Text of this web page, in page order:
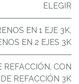
ELEGIR
EN 1 EJE 3K,
EN 2 EJES 3K
REFACCIÓN, CON
REFACCIÓN 3K